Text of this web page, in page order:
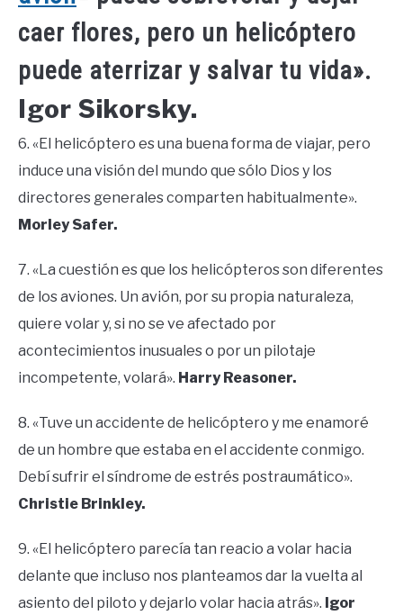
caer flores, pero un helicóptero
puede aterrizar y salvar tu vida».
Igor Sikorsky.
6. «El helicóptero es una buena forma de viajar, pero
induce una visión del mundo que sólo Dios y los
directores generales comparten habitualmente».
Morley Safer.
7. «La cuestión es que los helicópteros son diferentes
de los aviones. Un avión, por su propia naturaleza,
quiere volar y, si no se ve afectado por
acontecimientos inusuales o por un pilotaje
incompetente, volará». Harry Reasoner.
8. «Tuve un accidente de helicóptero y me enamoré
de un hombre que estaba en el accidente conmigo.
Debí sufrir el síndrome de estrés postraumático».
Christie Brinkley.
9. «El helicóptero parecía tan reacio a volar hacia
delante que incluso nos planteamos dar la vuelta al
asiento del piloto y dejarlo volar hacia atrás». Igor